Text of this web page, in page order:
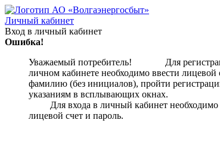
Личный кабинет
Вход в личный кабинет
Ошибка!
Уважаемый потребитель! Для
личном кабинете необходимо ввести лицевой
фамилию (без инициалов), пройти
указаниям в всплывающих
Для входа в личный кабинет необходимо
лицевой счет и